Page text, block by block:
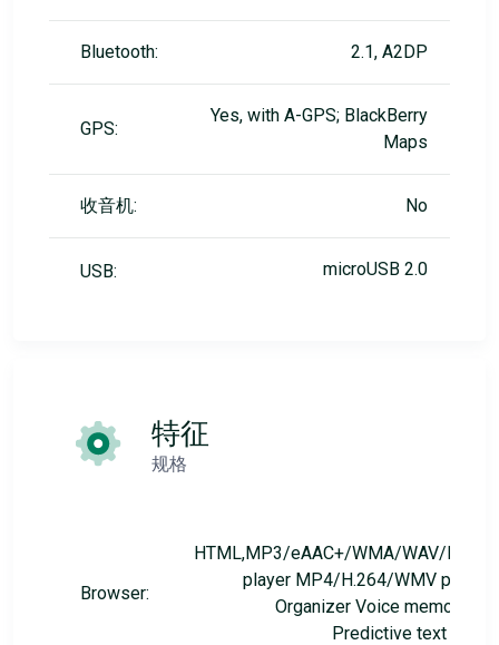
Bluetooth: 2.1, A2DP
GPS:
Yes, with A-GPS; BlackBerry
Maps
收音机: No
USB: microUSB 2.0
特征
规格
Browser:
HTML,MP3/eAAC+/WMA/WAV/FLAC
player MP4/H.264/WMV player
Organizer Voice memo/dial
Predictive text input